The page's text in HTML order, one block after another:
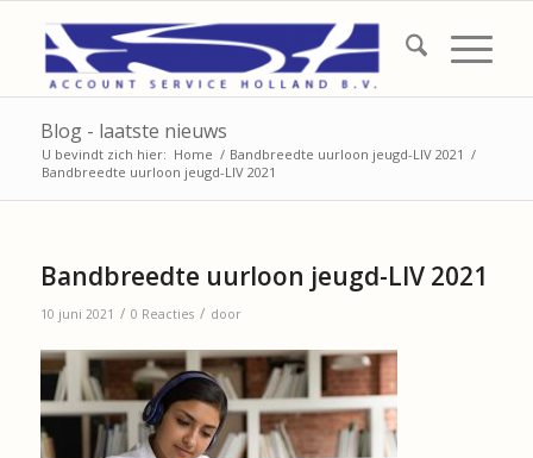
Blog - laatste nieuws
U bevindt zich hier: Home / Bandbreedte uurloon jeugd-LIV 2021 /
Bandbreedte uurloon jeugd-LIV 2021
Bandbreedte uurloon jeugd-LIV 2021
10 juni 2021 / 0 Reacties / door